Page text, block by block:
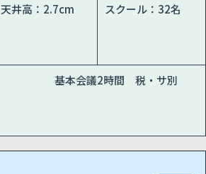
天井高：2.7cm スクール：32名
基本会議2時間 税・サ別